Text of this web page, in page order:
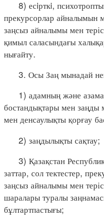
8) есiрткi,
прекурсорлар айналымын
заңсыз айналымы мен
қимыл саласындағы
нығайту.
3. Осы Заң мынадай
1) адамның және
бостандықтары мен заңды
мен денсаулықты қорғау
2) заңдылықты сақтау;
3) Қазақстан
заттар, сол тектестер,
заңсыз айналымы мен
шаралары туралы
бұлтартпастығы;